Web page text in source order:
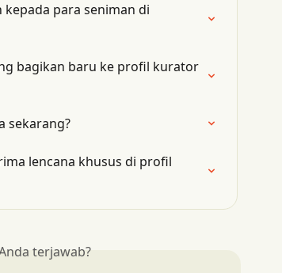
kepada para seniman di
bagikan baru ke profil kurator
sekarang?
lencana khusus di profil
terjawab?